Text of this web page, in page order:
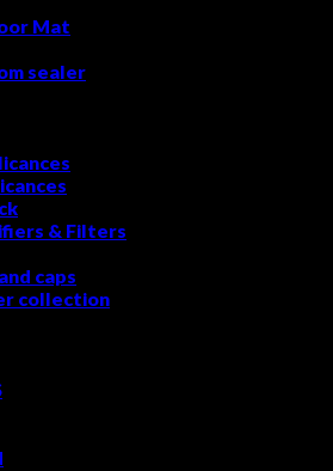
Mat
sealer
& Filters
caps
collection